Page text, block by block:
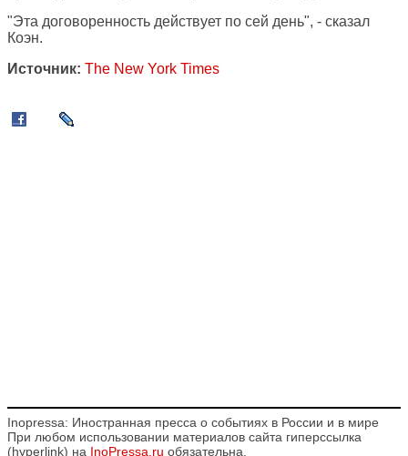
"Эта договоренность действует по сей день", - сказал
Коэн.
Источник: The New York Times
Inopressa: Иностранная пресса о событиях в России и в мире
При любом использовании материалов сайта гиперссылка
(hyperlink) на InoPressa.ru обязательна.